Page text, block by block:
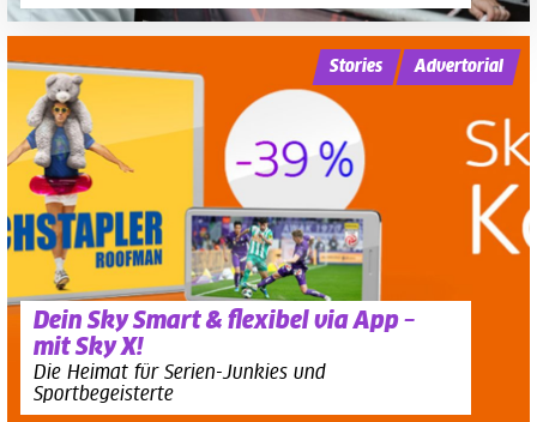
Dein Sky Smart & flexibel via App –
mit Sky X!
Die Heimat für Serien-Junkies und
Sportbegeisterte
Stories Advertorial